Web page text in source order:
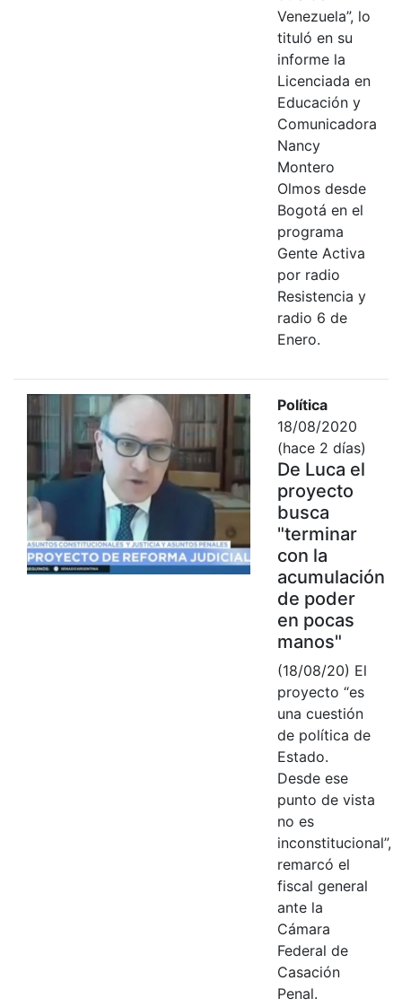
Venezuela”, lo
tituló en su
informe la
Licenciada en
Educación y
Comunicadora
Nancy
Montero
Olmos desde
Bogotá en el
programa
Gente Activa
por radio
Resistencia y
radio 6 de
Enero.
Política
18/08/2020
(hace 2 días)
De Luca el
proyecto
busca
"terminar
con la
acumulación
de poder
en pocas
manos"
(18/08/20) El
proyecto “es
una cuestión
de política de
Estado.
Desde ese
punto de vista
no es
inconstitucional”,
remarcó el
fiscal general
ante la
Cámara
Federal de
Casación
Penal.